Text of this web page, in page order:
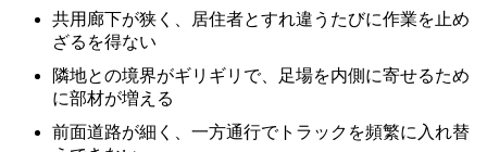
共用廊下が狭く、居住者とすれ違うたびに作業を止め
ざるを得ない
隣地との境界がギリギリで、足場を内側に寄せるため
に部材が増える
前面道路が細く、一方通行でトラックを頻繁に入れ替